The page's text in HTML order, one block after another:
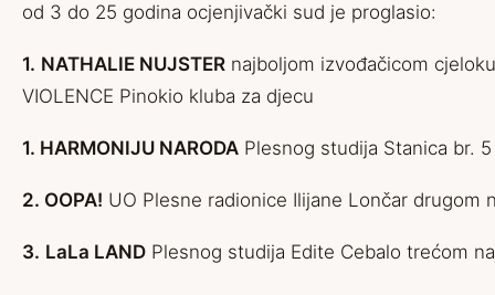
od 3 do 25 godina ocjenjivački sud je proglasio:
1. NATHALIE NUJSTER najboljom izvođačicom
VIOLENCE Pinokio kluba za djecu
1. HARMONIJU NARODA Plesnog studija Stanica br.
2. OOPA! UO Plesne radionice Ilijane Lončar drugom
3. LaLa LAND Plesnog studija Edite Cebalo trećom